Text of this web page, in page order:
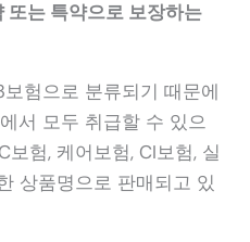
또는 특약으로 보장하는
험으로 분류되기 때문에
서 모두 취급할 수 있으
보험, 케어보험, CI보험, 실
상품명으로 판매되고 있